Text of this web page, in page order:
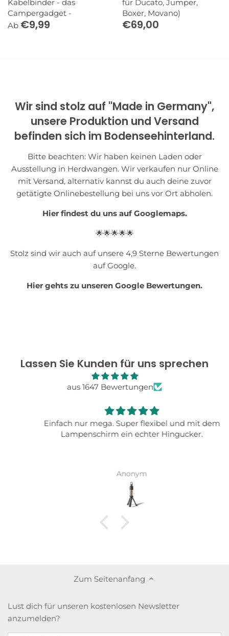
Kabelbinder - das
Campergadget -
Ab €9,99
für Ducato, Jumper,
Boxer, Movano)
€69,00
Wir sind stolz auf "Made in Germany",
unsere Produktion und Versand
befinden sich im Bodenseehinterland.
Bitte beachten: Wir haben keinen Laden oder
Ausstellung in Herdwangen. Wir verkaufen nur Online
mit Versand, alternativ kannst du auch deine zuvor
getätigte Onlinebestellung bei uns vor Ort abholen.
Hier findest du uns auf Googlemaps.
🌟🌟🌟🌟🌟
Stolz sind wir auch auf unsere 4,9 Sterne Bewertungen
auf Google.
Hier gehts zu unseren Google Bewertungen.
Lassen Sie Kunden für uns sprechen
aus 1647 Bewertungen
Einfach nur mega. Super flexibel und mit dem
Lampenschirm ein echter Hingucker.
Anonym
Zum Seitenanfang
Lust dich für unseren kostenlosen Newsletter
anzumelden?